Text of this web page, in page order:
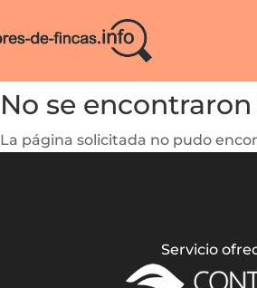
No se
La página solicitada no pudo
Servicio